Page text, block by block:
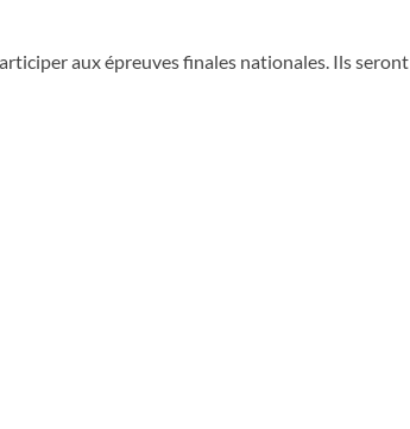
aux épreuves finales nationales. Ils seront